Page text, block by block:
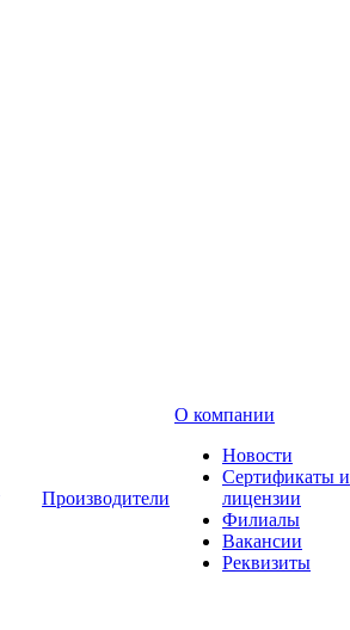
Производители
О компании
Новости
Сертификаты и
лицензии
Филиалы
Вакансии
Реквизиты